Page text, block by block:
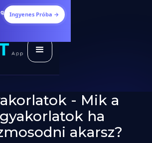
Ingyenes Próba →
- Mik a
ha
akarsz?